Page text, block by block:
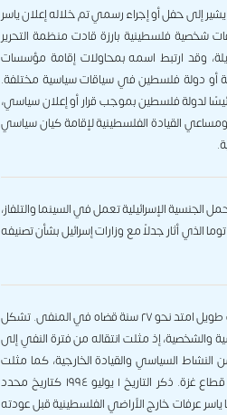
تنصيب ياسر عرفات رئيسًا لدولة فلسطين في ١ أبريل ١٩٨٩ يشير إلى حفل أو إجراء رسمي تم خلاله إعلان ياسر
شخصية فلسطينية بارزة قادت منظمة التحرير
وقد ارتبط اسمه بمحاولات إقامة مؤسسات
أو دولة فلسطين في سياقات سياسية مختلفة.
هذا الحدث أن ياسر عرفات اعتُبر في ١ أبريل ١٩٨٩ رئيسًا لدولة فلسطين بموجب قرار أو إعلان سياسي،
القيادة الفلسطينية لإقامة كيان سياسي
تحمل الجنسية الإسرائيلية تعمل في السينما والتلفاز،
الذي أثار جدلاً مع وزارات إسرائيل بشأن تصنيفه
ياسر عرفات عاد إلى قطاع غزة في ١ يوليو ١٩٩٤ بعد غياب طويل امتد نحو ٢٧ سنة قضاه في المنفى. تشكل
إذ مثلت انتقاله من فترة النفي إلى
السياسي والقيادة الخارجية، كما مثلت
نقطة تحول في العلاقات والإدارة الفلسطينية داخل قطاع غزة. ذكر التاريخ ١ يوليو ١٩٩٤ كتاريخ محدد
ياسر عرفات خارج الأراضي الفلسطينية قبل عودته